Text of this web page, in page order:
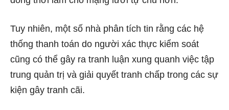
Tuy nhiên, một số nhà phân tích tin rằng các hệ
thống thanh toán do người xác thực kiểm soát
cũng có thể gây ra tranh luận xung quanh việc tập
trung quản trị và giải quyết tranh chấp trong các sự
kiện gây tranh cãi.